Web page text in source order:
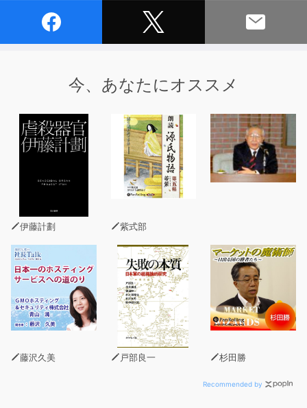
て実践的に対応し、具体名を挙げて多くのビジネスモデル
合計100パターンを超えるモデルの例と、100社を超える
実例から図解します。IoTやビッグデータを有効に使うた
めのヒントも解説しています。
今、あなたにオススメ
伊藤計劃 紫式部
藤沢久美 戸部良一 杉田勝
Recommended by